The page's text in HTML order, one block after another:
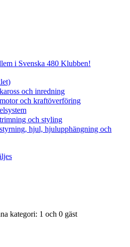
i Svenska 480 Klubben!
och inredning
och kraftöverföring
och styling
hjul, hjulupphängning och
kategori: 1 och 0 gäst